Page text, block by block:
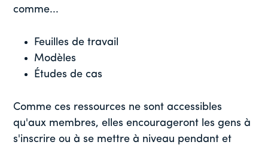
comme...
Feuilles de travail
Modèles
Études de cas
Comme ces ressources ne sont accessibles
qu'aux membres, elles encourageront les gens à
s'inscrire ou à se mettre à niveau pendant et